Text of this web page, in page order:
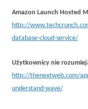
Amazon Launch Hosted
http://
database-cloud-service/
Użytkownicy nie
http://thenextweb.com/
understand-wave/